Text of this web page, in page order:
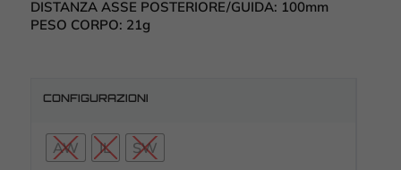
DISTANZA ASSE POSTERIORE/GUIDA: 100mm
PESO CORPO: 21g
CONFIGURAZIONI
AW IL SW